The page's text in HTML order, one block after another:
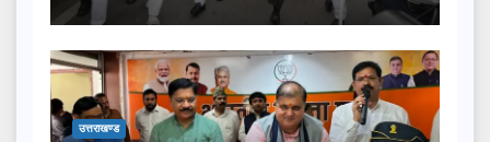
उत्तराखण्ड